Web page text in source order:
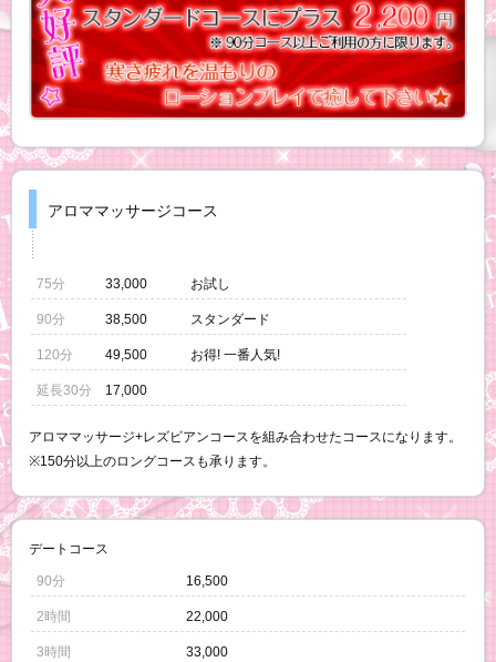
アロママッサージコース
75分 33,000 お試し
90分 38,500 スタンダード
120分 49,500 お得! 一番人気!
延長30分 17,000
アロママッサージ+レズビアンコースを組み合わせたコースになります。
※150分以上のロングコースも承ります。
デートコース
90分 16,500
2時間 22,000
3時間 33,000